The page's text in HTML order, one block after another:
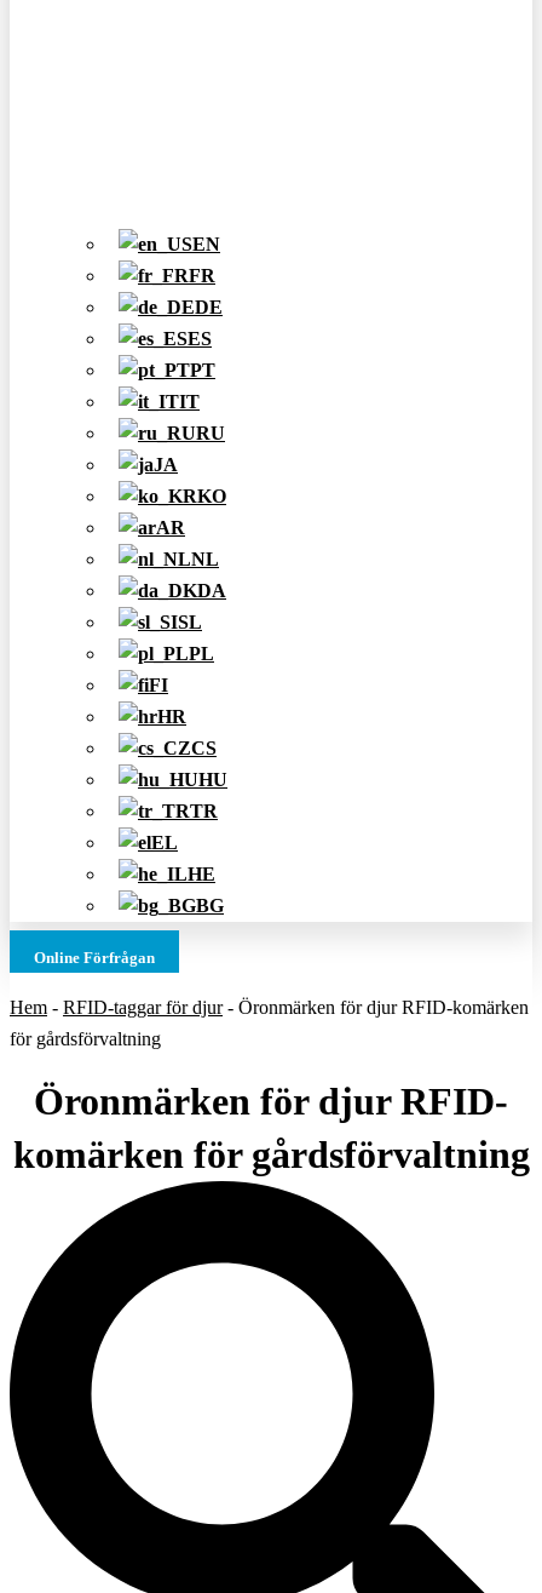
EN
FR
DE
ES
PT
IT
RU
JA
KO
AR
NL
DA
SL
PL
FI
HR
CS
HU
TR
EL
HE
BG
Online Förfrågan
Hem - RFID-taggar för djur- Öronmärken för djur RFID-komärken
för gårdsförvaltning
Öronmärken för djur RFID-
komärken för gårdsförvaltning